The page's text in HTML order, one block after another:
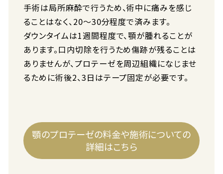
手術は局所麻酔で行うため、術中に痛みを感じ
ることはなく、20〜30分程度で済みます。
ダウンタイムは1週間程度で、顎が腫れることが
あります。口内切除を行うため傷跡が残ることは
ありませんが、プロテーゼを周辺組織になじませ
るために術後2、3日はテープ固定が必要です。
顎のプロテーゼの料金や施術についての
詳細はこちら